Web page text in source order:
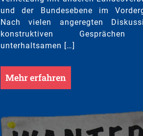
und der Bundesebene im
Nach vielen angeregten
konstruktiven
unterhaltsamen […]
Mehr erfahren